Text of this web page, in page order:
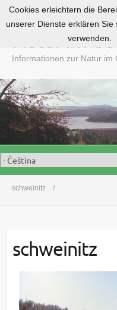
o
c
o
n
e
n
Natur im
Informationen zur Natur im
schweinitz
schweinitz
Cookies erleichtern die
unserer Dienste erklären
verwenden.